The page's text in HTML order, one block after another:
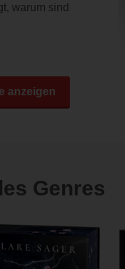
warum sind
anzeigen
Genres